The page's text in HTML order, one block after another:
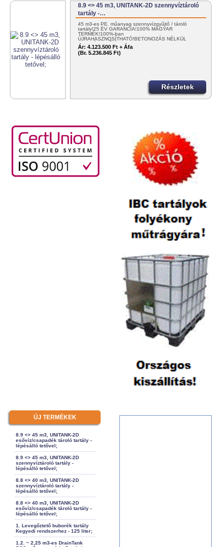
8.9 <> 45 m3, UNITANK-2D szennyvíztároló
tartály -…
45 m3-es PE. műanyag szennyvízgyűjtő / tároló
tartály!25 ÉV GARANCIA!100% MAGYAR
TERMÉK!100%-ban
ÚJRAHASZNOSÍTHATÓ!BETONOZÁS NÉLKÜL
TELEPÍTHETŐ!ÉME…
Ár: 4.123.500 Ft + Áfa
(Br. 5.236.845 Ft)
Részletek
ÚJ TERMÉKEK
8.9 <> 45 m3, UNITANK-2D
esővíz/csapadék tároló tartály -
lépésálló tetővel;
8.9 <> 45 m3, UNITANK-2D
szennyvíztároló tartály -
lépésálló tetővel;
8.8 <> 40 m3, UNITANK-2D
szennyvíztároló tartály -
lépésálló tetővel;
8.8 <> 40 m3, UNITANK-2D
esővíz/csapadék tároló tartály -
lépésálló tetővel;
1. Levegőztető buborék tartály
Kegyedi rendszerhez - 125 liter;
1.2. ~ 2,25 m3-es DrainTank